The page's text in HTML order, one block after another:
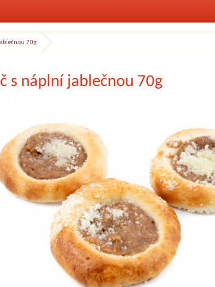
70g
s náplní jablečnou 70g